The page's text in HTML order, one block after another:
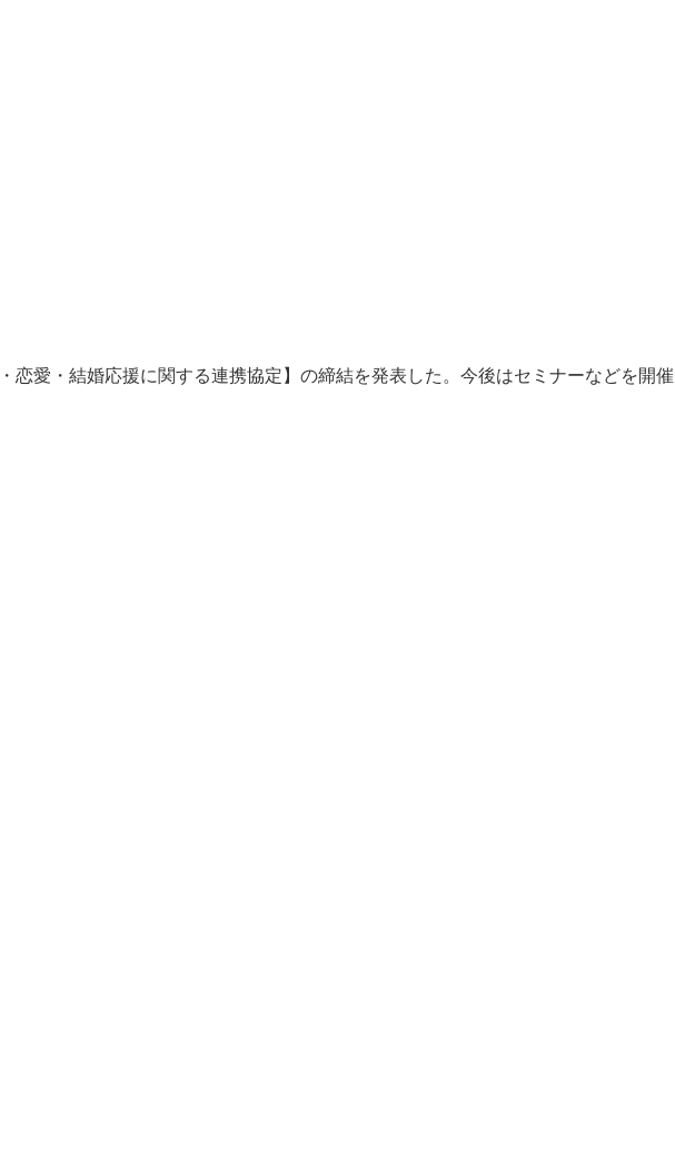
愛・結婚応援に関する連携協定】の締結を発表した。今後はセミナーなどを開催